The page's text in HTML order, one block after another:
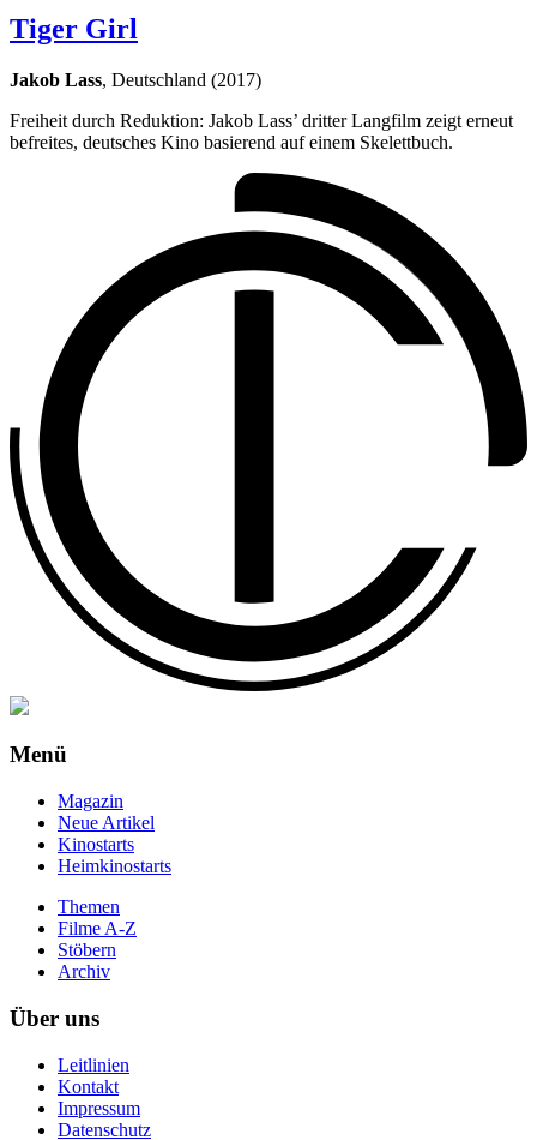
Tiger Girl
Jakob Lass, Deutschland (2017)
Freiheit durch Reduktion: Jakob Lass’ dritter Langfilm zeigt erneut
befreites, deutsches Kino basierend auf einem Skelettbuch.
Menü
Magazin
Neue Artikel
Kinostarts
Heimkinostarts
Themen
Filme A-Z
Stöbern
Archiv
Über uns
Leitlinien
Kontakt
Impressum
Datenschutz